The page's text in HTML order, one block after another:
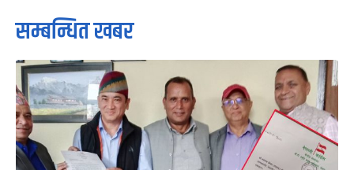
सम्बन्धित खबर